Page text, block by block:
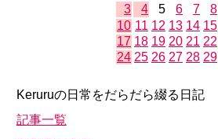
3
4 5 6 7 8
10 11 12 13 14 15
17 18 19 20 21 22
24 25 26 27 28 29
Keruruの日常をだらだら綴る日記
記事一覧